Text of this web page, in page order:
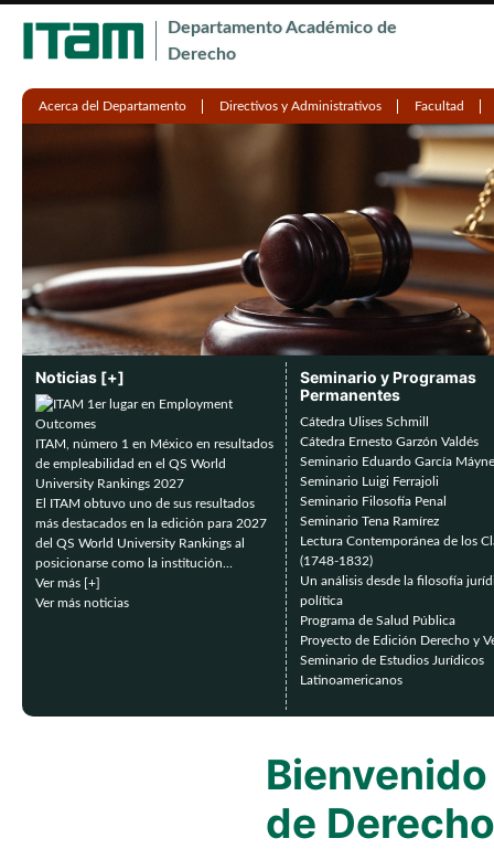
Departamento Académico de
Derecho
Acerca del Departamento Directivos y Administrativos Facultad
Noticias [+]
ITAM, número 1 en México en resultados
de empleabilidad en el QS World
University Rankings 2027
El ITAM obtuvo uno de sus resultados
más destacados en la edición para 2027
del QS World University Rankings al
posicionarse como la institución...
Ver más [+]
Ver más noticias
Seminario y Programas
Permanentes
Cátedra Ulises Schmill
Cátedra Ernesto Garzón Valdés
Seminario Eduardo García
Seminario Luigi Ferrajoli
Seminario Filosofía Penal
Seminario Tena Ramírez
Lectura Contemporánea de los
(1748-1832)
Un análisis desde la filosofía
política
Programa de Salud Pública
Proyecto de Edición Derecho y
Seminario de Estudios Jurídicos
Latinoamericanos
de